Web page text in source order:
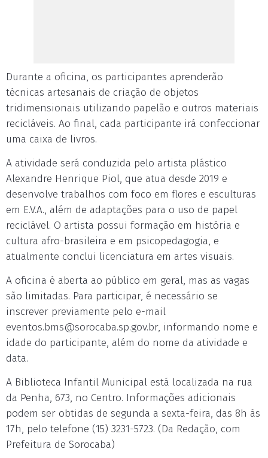
Durante a oficina, os participantes aprenderão
técnicas artesanais de criação de objetos
tridimensionais utilizando papelão e outros materiais
recicláveis. Ao final, cada participante irá confeccionar
uma caixa de livros.
A atividade será conduzida pelo artista plástico
Alexandre Henrique Piol, que atua desde 2019 e
desenvolve trabalhos com foco em flores e esculturas
em E.V.A., além de adaptações para o uso de papel
reciclável. O artista possui formação em história e
cultura afro-brasileira e em psicopedagogia, e
atualmente conclui licenciatura em artes visuais.
A oficina é aberta ao público em geral, mas as vagas
são limitadas. Para participar, é necessário se
inscrever previamente pelo e-mail
eventos.bms@sorocaba.sp.gov.br, informando nome e
idade do participante, além do nome da atividade e
data.
A Biblioteca Infantil Municipal está localizada na rua
da Penha, 673, no Centro. Informações adicionais
podem ser obtidas de segunda a sexta-feira, das 8h às
17h, pelo telefone (15) 3231-5723. (Da Redação, com
Prefeitura de Sorocaba)